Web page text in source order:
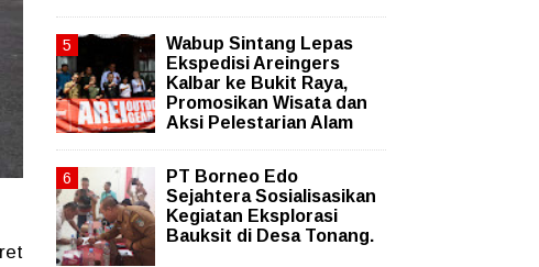
Wabup Sintang Lepas
Ekspedisi Areingers
Kalbar ke Bukit Raya,
Promosikan Wisata dan
Aksi Pelestarian Alam
PT Borneo Edo
Sejahtera Sosialisasikan
Kegiatan Eksplorasi
Bauksit di Desa Tonang.